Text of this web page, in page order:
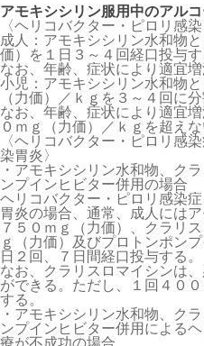
アモキシシリン服用中のアル
〈ヘリコバクター・ピロリ感
成人：アモキシシリン水和物
価）を１日３～４回経口投与す
なお、年齢、症状により適宜増
小児：アモキシシリン水和物
（力価）／ｋｇを３～４回に
なお、年齢、症状により適宜
０ｍｇ（力価）／ｋｇを超えな
〈ヘリコバクター・ピロリ感
染胃炎〉
・アモキシシリン水和物、ク
ンプインヒビター併用の場合
ヘリコバクター・ピロリ感染
胃炎の場合、通常、成人には
７５０ｍｇ（力価）、クラリ
ｇ（力価）及びプロトンポン
日２回、７日間経口投与する。
なお、クラリスロマイシンは
ができる。ただし、１回４０
する。
・アモキシシリン水和物、ク
ンプインヒビター併用による